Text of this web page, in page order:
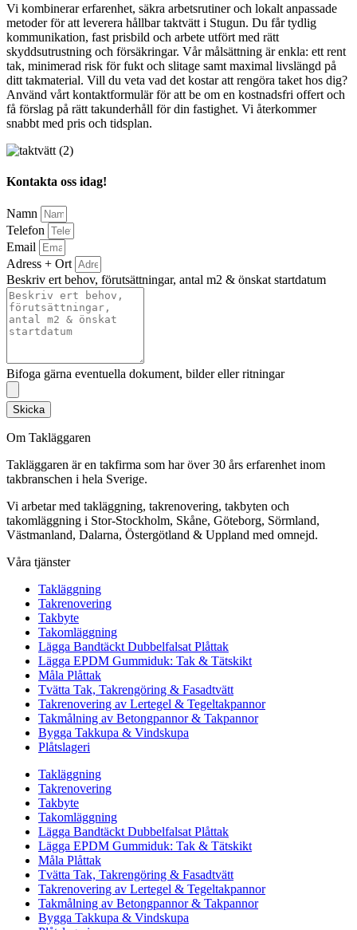
Vi kombinerar erfarenhet, säkra arbetsrutiner och lokalt anpassade
metoder för att leverera hållbar taktvätt i Stugun. Du får tydlig
kommunikation, fast prisbild och arbete utfört med rätt
skyddsutrustning och försäkringar. Vår målsättning är enkla: ett rent
tak, minimerad risk för fukt och slitage samt maximal livslängd på
ditt takmaterial. Vill du veta vad det kostar att rengöra taket hos dig?
Använd vårt kontaktformulär för att be om en kostnadsfri offert och
få förslag på rätt takunderhåll för din fastighet. Vi återkommer
snabbt med pris och tidsplan.
Kontakta oss idag!
Namn
Telefon
Email
Adress + Ort
Beskriv ert behov, förutsättningar, antal m2 & önskat startdatum
Bifoga gärna eventuella dokument, bilder eller ritningar
Skicka
Om Takläggaren
Takläggaren är en takfirma som har över 30 års erfarenhet inom
takbranschen i hela Sverige.
Vi arbetar med takläggning, takrenovering, takbyten och
takomläggning i Stor-Stockholm, Skåne, Göteborg, Sörmland,
Västmanland, Dalarna, Östergötland & Uppland med omnejd.
Våra tjänster
Takläggning
Takrenovering
Takbyte
Takomläggning
Lägga Bandtäckt Dubbelfalsat Plåttak
Lägga EPDM Gummiduk: Tak & Tätskikt
Måla Plåttak
Tvätta Tak, Takrengöring & Fasadtvätt
Takrenovering av Lertegel & Tegeltakpannor
Takmålning av Betongpannor & Takpannor
Bygga Takkupa & Vindskupa
Plåtslageri
Takläggning
Takrenovering
Takbyte
Takomläggning
Lägga Bandtäckt Dubbelfalsat Plåttak
Lägga EPDM Gummiduk: Tak & Tätskikt
Måla Plåttak
Tvätta Tak, Takrengöring & Fasadtvätt
Takrenovering av Lertegel & Tegeltakpannor
Takmålning av Betongpannor & Takpannor
Bygga Takkupa & Vindskupa